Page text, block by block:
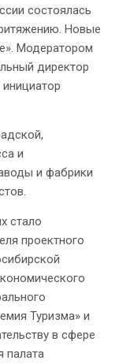
состоялась
Новые
Модератором
директор
инициатор
и
и фабрики
стало
проектного
Туризма» и
в сфере
палата